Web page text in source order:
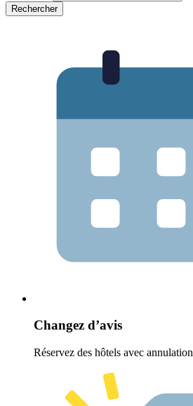
Rechercher
Changez d’avis
Réservez des hôtels avec